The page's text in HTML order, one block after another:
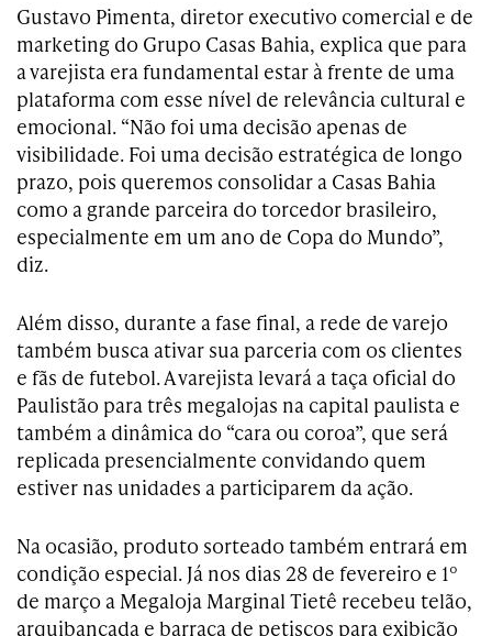
Gustavo Pimenta, diretor executivo comercial e de
marketing do Grupo Casas Bahia, explica que para
a varejista era fundamental estar à frente de uma
plataforma com esse nível de relevância cultural e
emocional. “Não foi uma decisão apenas de
visibilidade. Foi uma decisão estratégica de longo
prazo, pois queremos consolidar a Casas Bahia
como a grande parceira do torcedor brasileiro,
especialmente em um ano de Copa do Mundo”,
diz.
Além disso, durante a fase final, a rede de varejo
também busca ativar sua parceria com os clientes
e fãs de futebol. A varejista levará a taça oficial do
Paulistão para três megalojas na capital paulista e
também a dinâmica do “cara ou coroa”, que será
replicada presencialmente convidando quem
estiver nas unidades a participarem da ação.
Na ocasião, produto sorteado também entrará em
condição especial. Já nos dias 28 de fevereiro e 1º
de março a Megaloja Marginal Tietê recebeu telão,
arquibancada e barraca de petiscos para exibição